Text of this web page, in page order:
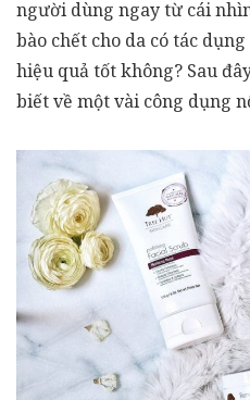
người dùng ngay từ cái
bào chết cho da có tác
hiệu quả tốt không? Sau
biết về một vài công dụng